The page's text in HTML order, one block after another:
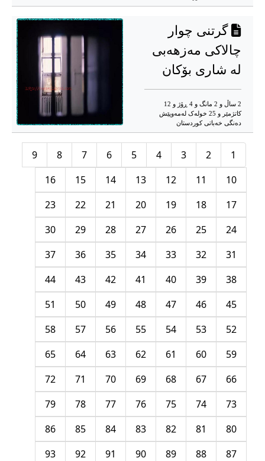
گرتنی چوار
چالاکی مەزهەبی
لە شاری بۆکان
2 ساڵ و 2 مانگ و 4 ڕۆژ و 12
کاتژمێر و 25 خوله‌ک له‌مه‌وپێش‌
دەنگی خەباتی کوردستان
1
2
3
4
5
6
7
8
9
10
11
12
13
14
15
16
17
18
19
20
21
22
23
24
25
26
27
28
29
30
31
32
33
34
35
36
37
38
39
40
41
42
43
44
45
46
47
48
49
50
51
52
53
54
55
56
57
58
59
60
61
62
63
64
65
66
67
68
69
70
71
72
73
74
75
76
77
78
79
80
81
82
83
84
85
86
87
88
89
90
91
92
93